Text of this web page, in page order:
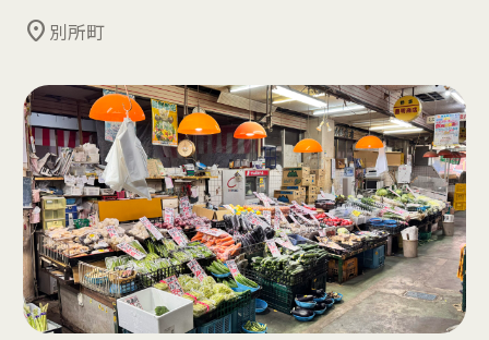
location_on 別所町